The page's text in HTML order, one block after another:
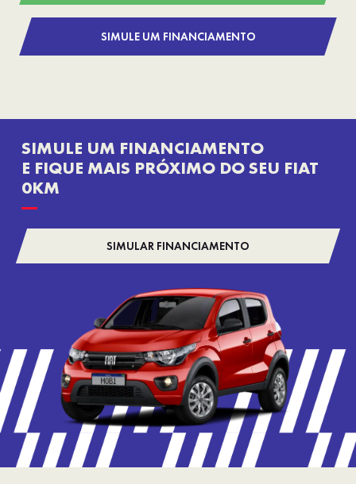
SIMULE UM FINANCIAMENTO
SIMULE UM FINANCIAMENTO
E FIQUE MAIS PRÓXIMO DO SEU FIAT
0KM
SIMULAR FINANCIAMENTO